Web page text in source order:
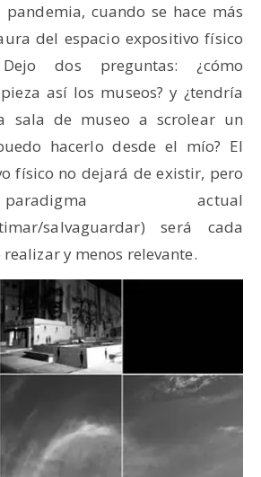
cuando se hace más
del espacio expositivo físico
dos preguntas: ¿cómo
así los museos? y ¿tendría
sala de museo a scrolear un
hacerlo desde el mío? El
físico no dejará de existir, pero
actual
salvaguardar) será cada
y menos relevante.